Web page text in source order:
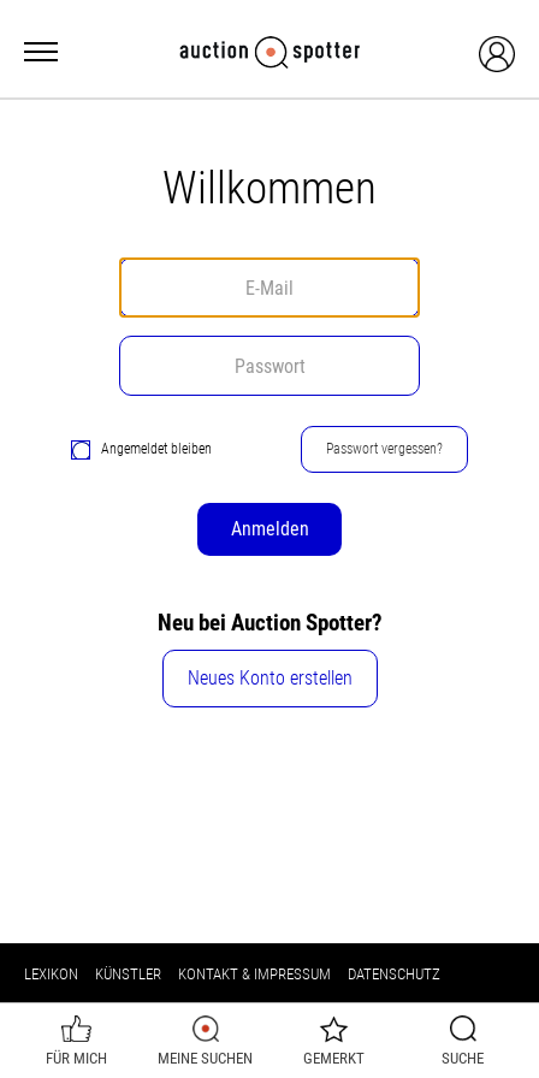
Willkommen
Angemeldet bleiben Passwort vergessen?
Anmelden
Neu bei Auction Spotter?
Neues Konto erstellen
LEXIKON KÜNSTLER KONTAKT & IMPRESSUM DATENSCHUTZ
FÜR MICH MEINE SUCHEN GEMERKT SUCHE